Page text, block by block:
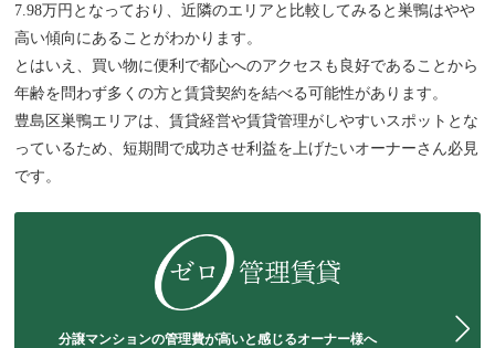
7.98万円となっており、近隣のエリアと比較してみると巣鴨はやや
高い傾向にあることがわかります。
とはいえ、買い物に便利で都心へのアクセスも良好であることから
年齢を問わず多くの方と賃貸契約を結べる可能性があります。
豊島区巣鴨エリアは、賃貸経営や賃貸管理がしやすいスポットとな
っているため、短期間で成功させ利益を上げたいオーナーさん必見
です。
分譲マンションの管理費が高いと感じるオーナー様へ